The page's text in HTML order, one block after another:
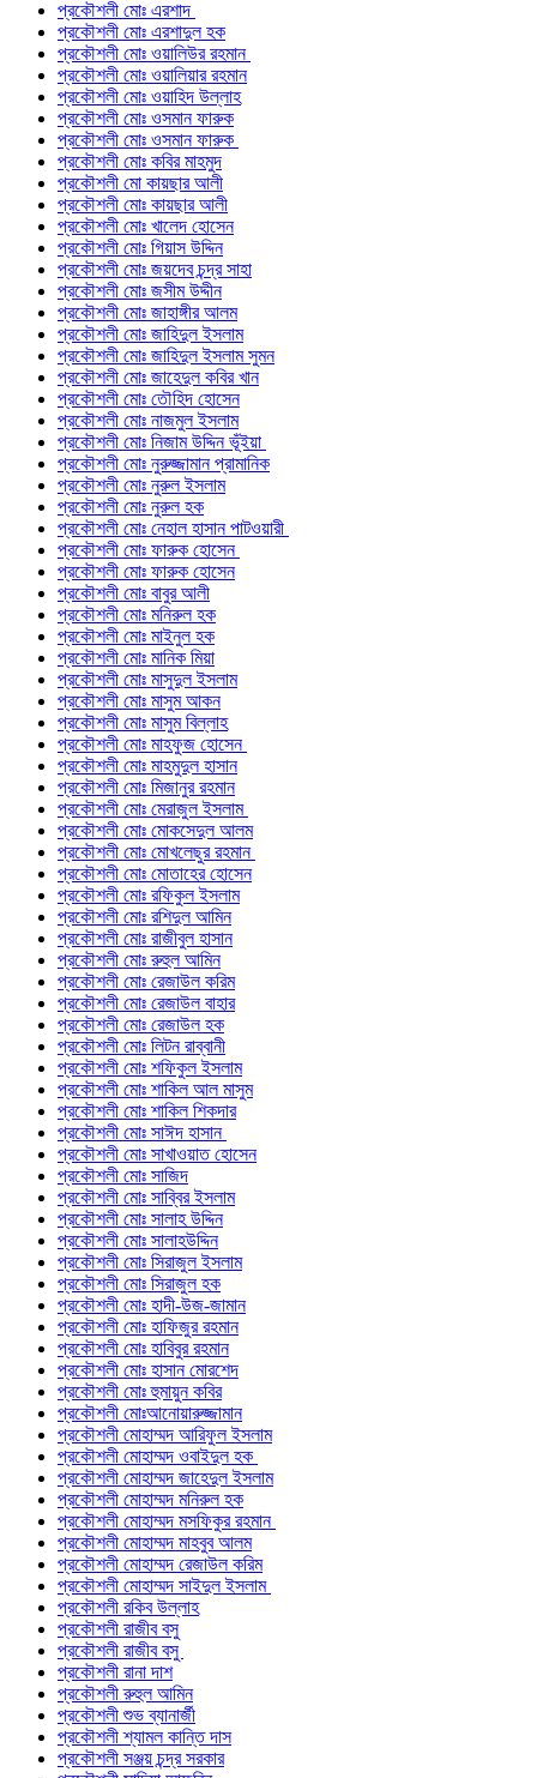
প্রকৌশলী মোঃ এরশাদ
প্রকৌশলী মোঃ এরশাদুল হক
প্রকৌশলী মোঃ ওয়ালিউর রহমান
প্রকৌশলী মোঃ ওয়ালিয়ার রহমান
প্রকৌশলী মোঃ ওয়াহিদ উল্লাহ
প্রকৌশলী মোঃ ওসমান ফারুক
প্রকৌশলী মোঃ ওসমান ফারুক
প্রকৌশলী মোঃ কবির মাহমুদ
প্রকৌশলী মো কায়ছার আলী
প্রকৌশলী মোঃ কায়ছার আলী
প্রকৌশলী মোঃ খালেদ হোসেন
প্রকৌশলী মোঃ গিয়াস উদ্দিন
প্রকৌশলী মোঃ জয়দেব চন্দ্র সাহা
প্রকৌশলী মোঃ জসীম উদ্দীন
প্রকৌশলী মোঃ জাহাঙ্গীর আলম
প্রকৌশলী মোঃ জাহিদুল ইসলাম
প্রকৌশলী মোঃ জাহিদুল ইসলাম সুমন
প্রকৌশলী মোঃ জাহেদুল কবির খান
প্রকৌশলী মোঃ তৌহিদ হোসেন
প্রকৌশলী মোঃ নাজমুল ইসলাম
প্রকৌশলী মোঃ নিজাম উদ্দিন ভূঁইয়া
প্রকৌশলী মোঃ নুরুজ্জামান প্রামানিক
প্রকৌশলী মোঃ নুরুল ইসলাম
প্রকৌশলী মোঃ নুরুল হক
প্রকৌশলী মোঃ নেহাল হাসান পাটওয়ারী
প্রকৌশলী মোঃ ফারুক হোসেন
প্রকৌশলী মোঃ ফারুক হোসেন
প্রকৌশলী মোঃ বাবুর আলী
প্রকৌশলী মোঃ মনিরুল হক
প্রকৌশলী মোঃ মাইনুল হক
প্রকৌশলী মোঃ মানিক মিয়া
প্রকৌশলী মোঃ মাসুদুল ইসলাম
প্রকৌশলী মোঃ মাসুম আকন
প্রকৌশলী মোঃ মাসুম বিল্লাহ
প্রকৌশলী মোঃ মাহফুজ হোসেন
প্রকৌশলী মোঃ মাহমুদুল হাসান
প্রকৌশলী মোঃ মিজানুর রহমান
প্রকৌশলী মোঃ মেরাজুল ইসলাম
প্রকৌশলী মোঃ মোকসেদুল আলম
প্রকৌশলী মোঃ মোখলেছুর রহমান
প্রকৌশলী মোঃ মোতাহের হোসেন
প্রকৌশলী মোঃ রফিকুল ইসলাম
প্রকৌশলী মোঃ রশিদুল আমিন
প্রকৌশলী মোঃ রাজীবুল হাসান
প্রকৌশলী মোঃ রুহুল আমিন
প্রকৌশলী মোঃ রেজাউল করিম
প্রকৌশলী মোঃ রেজাউল বাহার
প্রকৌশলী মোঃ রেজাউল হক
প্রকৌশলী মোঃ লিটন রাব্বানী
প্রকৌশলী মোঃ শফিকুল ইসলাম
প্রকৌশলী মোঃ শাকিল আল মাসুম
প্রকৌশলী মোঃ শাকিল শিকদার
প্রকৌশলী মোঃ সাঈদ হাসান
প্রকৌশলী মোঃ সাখাওয়াত হোসেন
প্রকৌশলী মোঃ সাজিদ
প্রকৌশলী মোঃ সাব্বির ইসলাম
প্রকৌশলী মোঃ সালাহ উদ্দিন
প্রকৌশলী মোঃ সালাহউদ্দিন
প্রকৌশলী মোঃ সিরাজুল ইসলাম
প্রকৌশলী মোঃ সিরাজুল হক
প্রকৌশলী মোঃ হাদী-উজ-জামান
প্রকৌশলী মোঃ হাফিজুর রহমান
প্রকৌশলী মোঃ হাবিবুর রহমান
প্রকৌশলী মোঃ হাসান মোরশেদ
প্রকৌশলী মোঃ হুমায়ুন কবির
প্রকৌশলী মোঃআনোয়ারুজ্জামান
প্রকৌশলী মোহাম্মদ আরিফুল ইসলাম
প্রকৌশলী মোহাম্মদ ওবাইদুল হক
প্রকৌশলী মোহাম্মদ জাহেদুল ইসলাম
প্রকৌশলী মোহাম্মদ মনিরুল হক
প্রকৌশলী মোহাম্মদ মসফিকুর রহমান
প্রকৌশলী মোহাম্মদ মাহবুব আলম
প্রকৌশলী মোহাম্মদ রেজাউল করিম
প্রকৌশলী মোহাম্মদ সাইদুল ইসলাম
প্রকৌশলী রকিব উল্লাহ
প্রকৌশলী রাজীব বসু
প্রকৌশলী রাজীব বসু
প্রকৌশলী রানা দাশ
প্রকৌশলী রুহুল আমিন
প্রকৌশলী শুভ ব্যানার্জী
প্রকৌশলী শ্যামল কান্তি দাস
প্রকৌশলী সঞ্জয় চন্দ্র সরকার